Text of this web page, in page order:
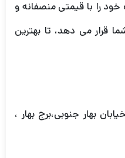
را با قیمتی منصفانه و
قرار می دهد، تا بهترین
بهار جنوبی،برج بهار ،